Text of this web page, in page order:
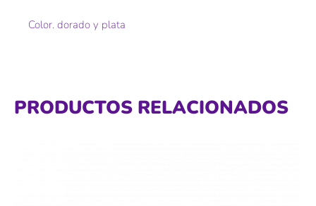
Color. dorado y plata
PRODUCTOS RELACIONADOS